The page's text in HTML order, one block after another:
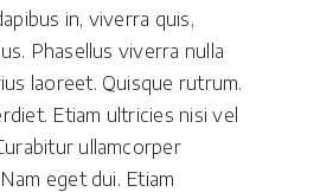
in, viverra quis,
Phasellus viverra nulla
laoreet. Quisque rutrum.
Etiam ultricies nisi vel
ullamcorper
eget dui. Etiam